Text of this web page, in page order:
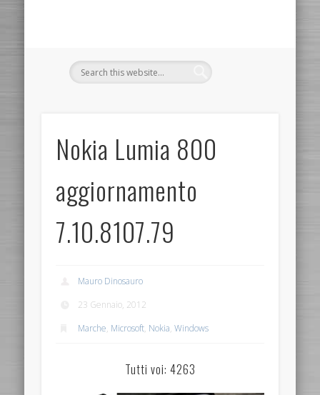
Nokia Lumia 800
aggiornamento
7.10.8107.79
Mauro Dinosauro
23 Gennaio, 2012
Marche, Microsoft, Nokia,Windows
Tutti voi: 4263